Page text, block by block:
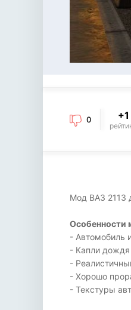
0 +1
Мод ВАЗ 2113
Особенности
- Автомобиль
- Капли
-
- Хорошо
- Текстуры